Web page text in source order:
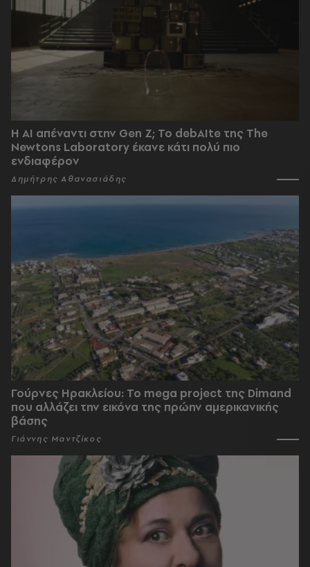
Η AI απέναντι στην Gen Z; Το debAIte της The
Newtons Laboratory έκανε κάτι πολύ πιο
ενδιαφέρον
Δημήτρης Αθανασιάδης
Γούρνες Ηρακλείου: To mega project της Dimand
που αλλάζει την εικόνα της πρώην αμερικανικής
βάσης
Γιάννης Μαντζίκος